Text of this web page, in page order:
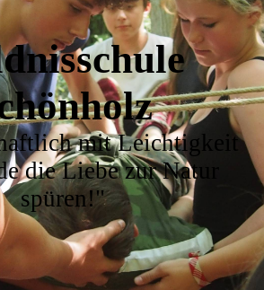
mit Leichtigkeit
die Liebe zur Natur
spüren!"